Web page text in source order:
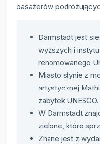
pasażerów
Darmstadt jest
wyższych i
renomowanego
Miasto słynie z
artystycznej
zabytek UNESCO.
W Darmstadt
zielone, które
Znane jest z